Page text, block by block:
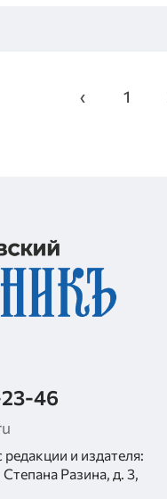
‹ 1
46
и издателя:
Разина, д. 3,